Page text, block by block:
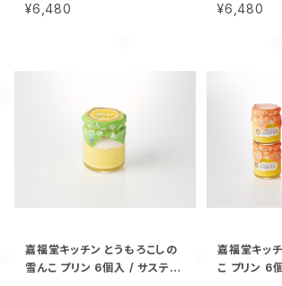
サステナブル 北海道限定 函館
¥6,480
定 函館 手作
¥6,480
嘉福堂キッチン とうもろこしの
雪んこ プリン 6個入 / サステナ
嘉福堂キッ
こ プリン 6